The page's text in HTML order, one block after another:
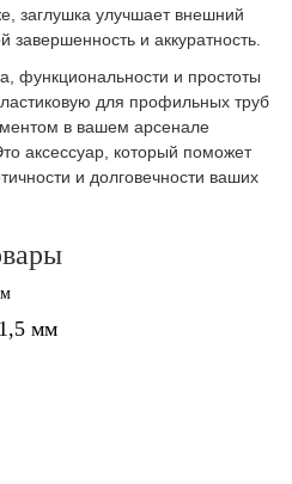
заглушка улучшает внешний
завершенность и аккуратность.
функциональности и простоты
для профильных труб
в вашем арсенале
аксессуар, который поможет
и долговечности ваших
мм